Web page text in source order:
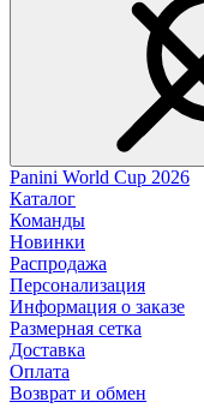
Panini World Cup 2026
Каталог
Команды
Новинки
Распродажа
Персонализация
Информация о заказе
Размерная сетка
Доставка
Оплата
Возврат и обмен